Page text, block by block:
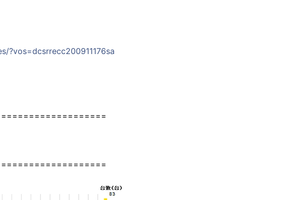
?vos=dcsrrecc200911176sa